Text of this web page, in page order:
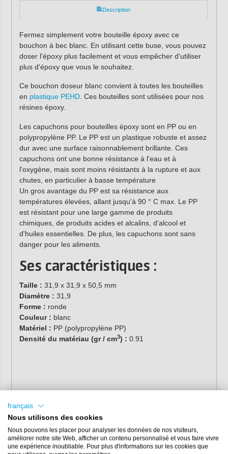
Description
Fermez simplement votre bouteille époxy avec ce
bouchon à bec blanc. En utilisant cette buse, vous pouvez
doser l'époxy plus facilement et vous empêcher d'utiliser
plus d'époxy que vous le souhaitez.
Ce bouchon doseur blanc convient à toutes les bouteilles
en plastique PEHD. Ces bouteilles sont utilisées pour nos
résines époxy.
Les capuchons pour bouteilles époxy sont en PP ou en
polypropylène PP. Le PP est un plastique robuste et assez
dur avec une surface raisonnablement brillante. Ces
capuchons ont une bonne résistance à l'eau et à
l'oxygène, mais sont moins résistants à la rupture et aux
chutes, en particulier à basse température
Un gros avantage du PP est sa résistance aux
températures élevées, allant jusqu'à 90 ° C max. Le PP
est résistant pour une large gamme de produits
chimiques, de produits acides et alcalins, d'alcool et
d'huiles essentielles. De plus, les capuchons sont sans
danger pour les aliments.
Ses caractéristiques :
Taille : 31,9 x 31,9 x 50,5 mm
Diamètre : 31,9
Forme : ronde
Couleur : blanc
Matériel : PP (polypropylène PP)
Densité du matériau (gr / cm3) : 0.91
français
Nous utilisons des cookies
Nous pouvons les placer pour analyser les données de nos visiteurs,
améliorer notre site Web, afficher un contenu personnalisé et vous faire vivre
une expérience inoubliable. Pour plus d'informations sur les cookies que